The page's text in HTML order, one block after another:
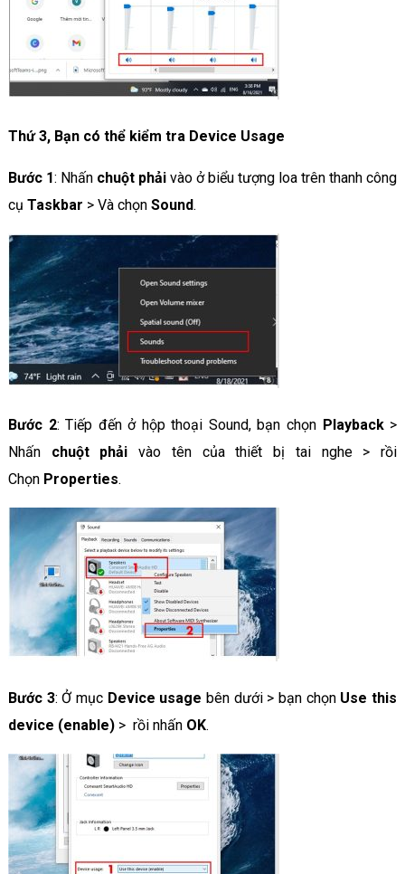
Thứ 3, Bạn có thể kiểm tra Device Usage
Bước 1: Nhấn chuột phải vào ở biểu tượng loa trên thanh công
cụ Taskbar > Và chọnSound.
Bước 2: Tiếp đến ở hộp thoại Sound, bạn chọn Playback>
Nhấn chuột phải vào tên của thiết bị tai nghe > rồi
Chọn Properties.
Bước 3: Ở mục Device usage bên dưới > bạn chọn Use this
device (enable)> rồi nhấnOK.